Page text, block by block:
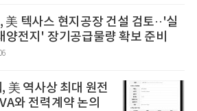
美 텍사스 현지공장 건설 검토··'실
양전지' 장기공급물량 확보 준비
美 역사상 최대 원전
와 전력계약 논의